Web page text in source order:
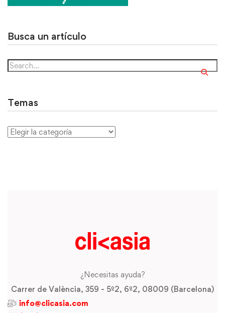
Busca un artículo
Temas
¿Necesitas ayuda?
Carrer de València, 359 - 5º2, 6º2, 08009 (Barcelona)
info@clicasia.com